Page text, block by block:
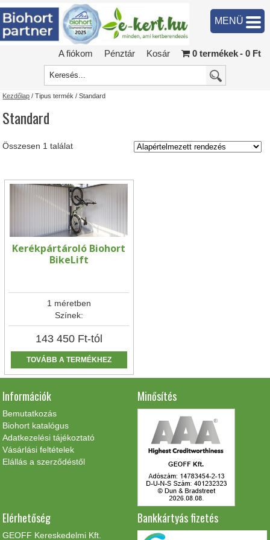
A fiókom Pénztár Kosár 0 termékek 0 Ft
MENÜ
Kezdőlap / Tipus termék / Standard
Standard
Összesen 1 találat
Kerékpártároló Biohort
BikeLift
1 méretben
Színek:
143 450 Ft-tól
TOVÁBB A TERMÉKHEZ
Információk
Bemutatkozás
Biohort katalógus
Adatkezelési tájékoztató
Vásárlási feltételek
Elállás a szerződéstől
Minősítés
Elérhetőség
GEOFF Kereskedelmi Kft.
Bankkártyás fizetés